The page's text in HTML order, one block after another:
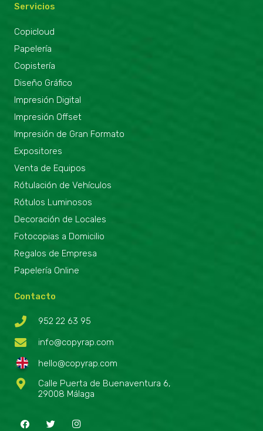
Servicios
Copicloud
Papelería
Copistería
Diseño Gráfico
Impresión Digital
Impresión Offset
Impresión de Gran Formato
Expositores
Venta de Equipos
Rótulación de Vehículos
Rótulos Luminosos
Decoración de Locales
Fotocopias a Domicilio
Regalos de Empresa
Papelería Online
Contacto
952 22 63 95
info@copyrap.com
hello@copyrap.com
Calle Puerta de Buenaventura 6,
29008 Málaga